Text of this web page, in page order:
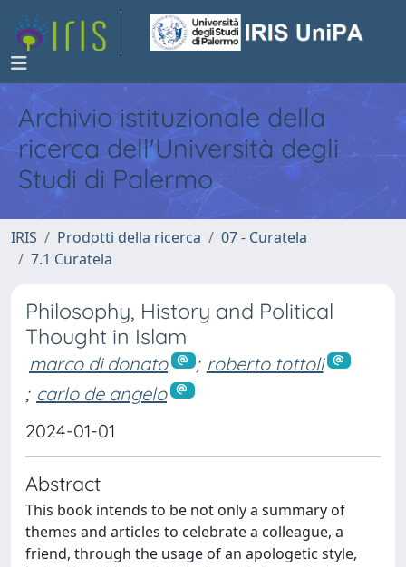
Archivio istituzionale della
ricerca dell'Università degli
Studi di Palermo
IRIS Prodotti della ricerca
07 - Curatela
7.1 Curatela
Philosophy, History and Political
Thought in Islam
marco di donato ; roberto tottoli
; carlo de angelo
2024-01-01
Abstract
This book intends to be not only a summary of
themes and articles to celebrate a colleague, a
friend, through the usage of an apologetic style,